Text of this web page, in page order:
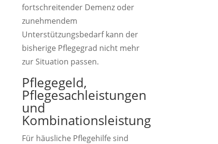
fortschreitender Demenz oder
zunehmendem
Unterstützungsbedarf kann der
bisherige Pflegegrad nicht mehr
zur Situation passen.
Pflegegeld,
Pflegesachleistungen
und
Kombinationsleistung
Für häusliche Pflegehilfe sind